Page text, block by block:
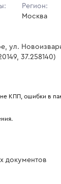
Регион:
Москва
ул.
37.258140)
КПП, ошибки в
документов